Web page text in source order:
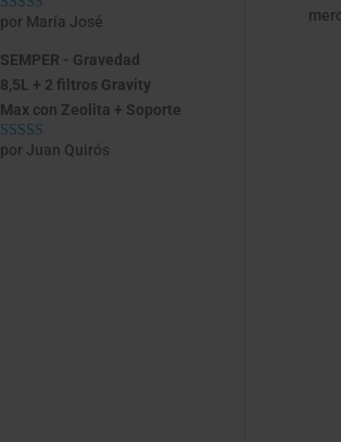
Valorado con
por María José
SEMPER - Gravedad
8,5L + 2 filtros Gravity
Max con Zeolita + Soporte
Valorado con
por Juan Quirós